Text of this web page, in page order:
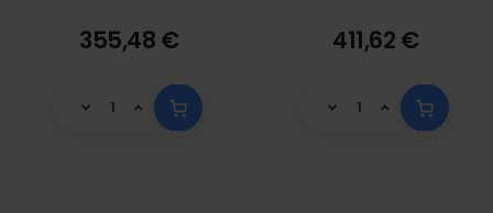
355,48 € 411,62 €